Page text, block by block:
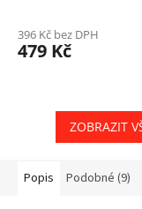
396 Kč bez DPH
479 Kč
ZOBRAZIT
Popis Podobné (9)